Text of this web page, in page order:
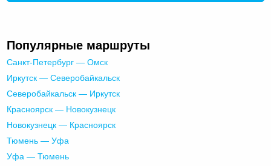
Популярные маршруты
Санкт-Петербург — Омск
Иркутск — Северобайкальск
Северобайкальск — Иркутск
Красноярск — Новокузнецк
Новокузнецк — Красноярск
Тюмень — Уфа
Уфа — Тюмень